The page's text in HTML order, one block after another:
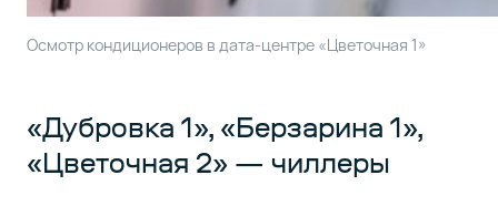
Осмотр кондиционеров в дата-центре «Цветочная 1»
«Дубровка 1», «Берзарина 1»,
«Цветочная 2» — чиллеры